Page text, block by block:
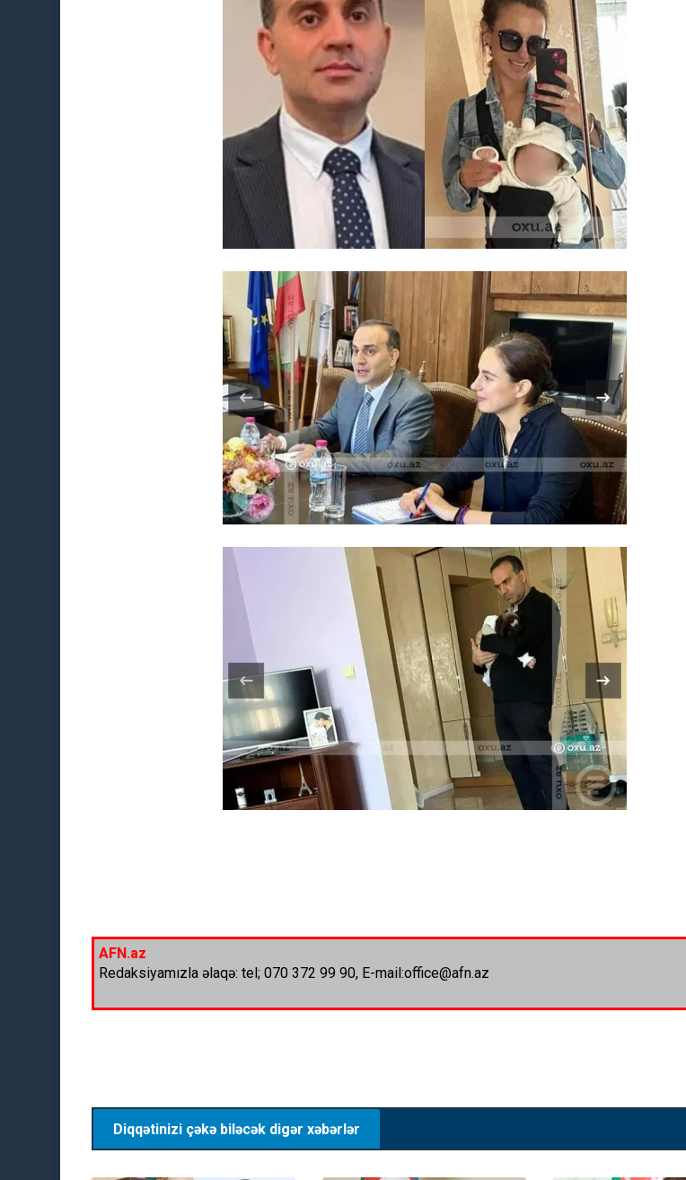
AFN.az
Redaksiyamızla əlaqə: tel; 070 372 99 90, E-mail:office@afn.az
Diqqətinizi çəkə biləcək digər xəbərlər